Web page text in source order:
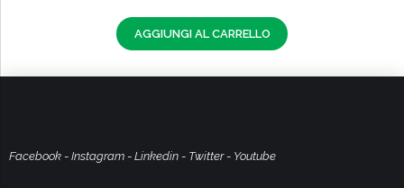
AGGIUNGI AL CARRELLO
Facebook - Instagram - Linkedin - Twitter- Youtube